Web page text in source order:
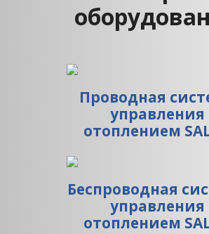
Проводная
управления
отоплением
Беспроводная
управления
отоплением